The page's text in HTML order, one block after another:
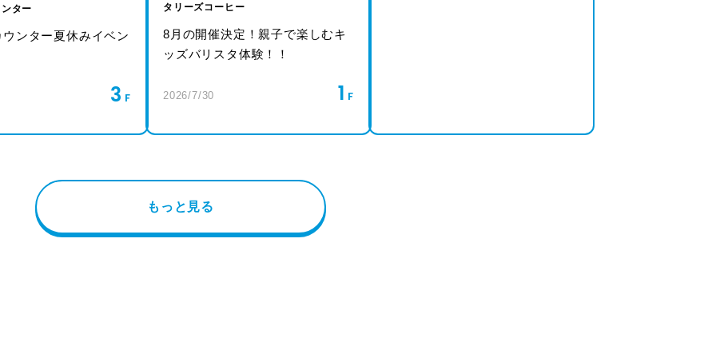
ター
ンター夏休みイベン
3
タリーズコーヒー
8月の開催決定！親子で楽しむキ
ッズバリスタ体験！！
2026/7/30 1
もっと見る